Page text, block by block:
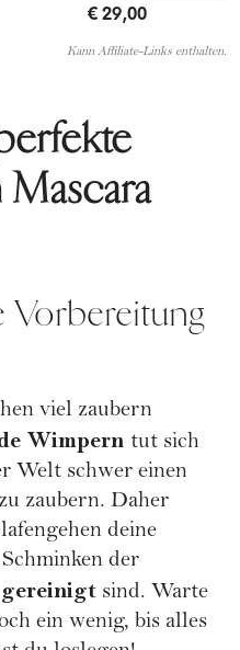
€ 29,00
Kann Affiliate-Links enthalten.
Vorbereitung
viel zaubern
Wimpern tut sich
Welt schwer einen
zaubern. Daher
deine
Schminken der
gereinigt sind. Warte
ein wenig, bis alles